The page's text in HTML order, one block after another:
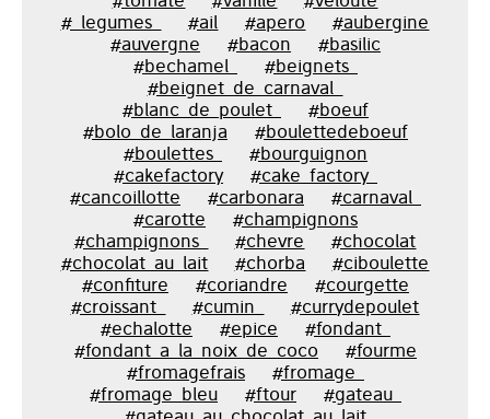
#_legumes_
#ail #apero
#aubergine
#auvergne
#bacon
#basilic
#bechamel_
#beignets_
#beignet_de_carnaval_
#blanc_de_poulet_
#boeuf
#bolo_de_laranja
#boulettedeboeuf
#boulettes_
#bourguignon
#cakefactory
#cake_factory_
#cancoillotte
#carbonara
#carnaval_
#carotte
#champignons
#champignons_
#chevre
#chocolat
#chocolat_au_lait
#chorba
#ciboulette
#confiture
#coriandre
#courgette
#croissant_
#cumin_
#currydepoulet
#echalotte
#epice
#fondant_
#fondant_a_la_noix_de_coco
#fourme
#fromagefrais
#fromage_
#fromage_bleu
#ftour
#gateau_